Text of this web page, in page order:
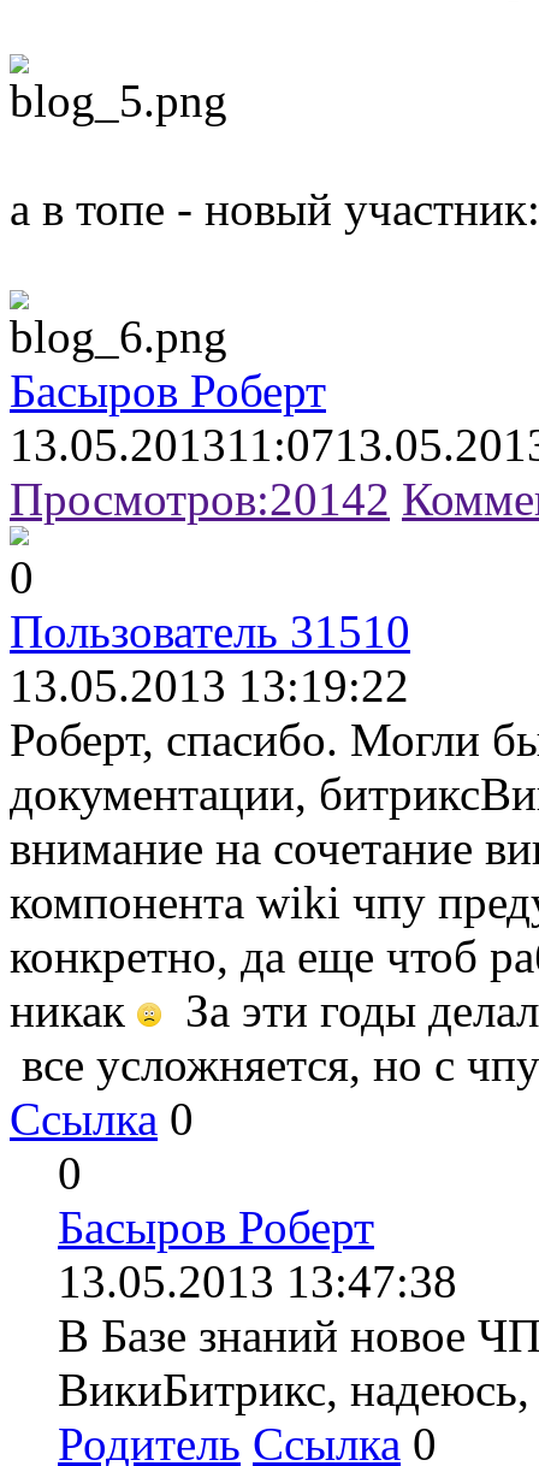
а в топе - новый участник:
Басыров Роберт
13.05.201311:07
Просмотров:20142
0
Пользователь 31510
13.05.2013 13:19:22
Роберт, спасибо. Могли
документации,
внимание на сочетание
компонента wiki чпу
конкретно, да еще чтоб
никак
За эти годы
все усложняется, но с
Ссылка 0
0
Басыров Роберт
13.05.2013 13:47:38
В Базе знаний новое
ВикиБитрикс, надеюсь,
Родитель Ссылка 0